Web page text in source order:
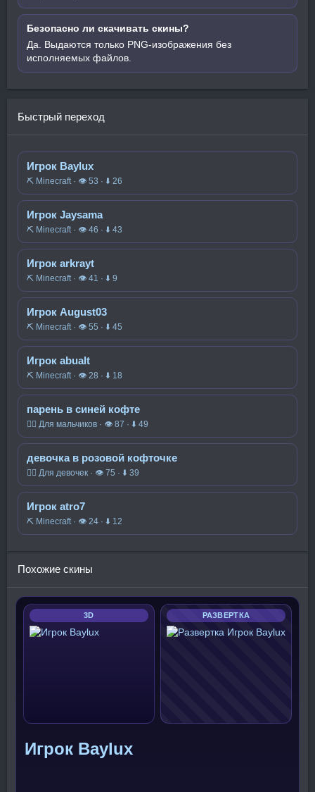
Безопасно ли скачивать скины?
Да. Выдаются только PNG-изображения без
исполняемых файлов.
Быстрый переход
Игрок Baylux
⛏️ Minecraft · 👁 53 · ⬇ 26
Игрок Jaysama
⛏️ Minecraft · 👁 46 · ⬇ 43
Игрок arkrayt
⛏️ Minecraft · 👁 41 · ⬇ 9
Игрок August03
⛏️ Minecraft · 👁 55 · ⬇ 45
Игрок abualt
⛏️ Minecraft · 👁 28 · ⬇ 18
парень в синей кофте
🧍‍♂️ Для мальчиков · 👁 87 · ⬇ 49
девочка в розовой кофточке
🧍‍♀️ Для девочек · 👁 75 · ⬇ 39
Игрок atro7
⛏️ Minecraft · 👁 24 · ⬇ 12
Похожие скины
3D РАЗВЕРТКА
Игрок Baylux